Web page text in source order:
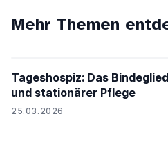
Mehr Themen
Tageshospiz: Das
und stationärer Pflege
25.03.2026